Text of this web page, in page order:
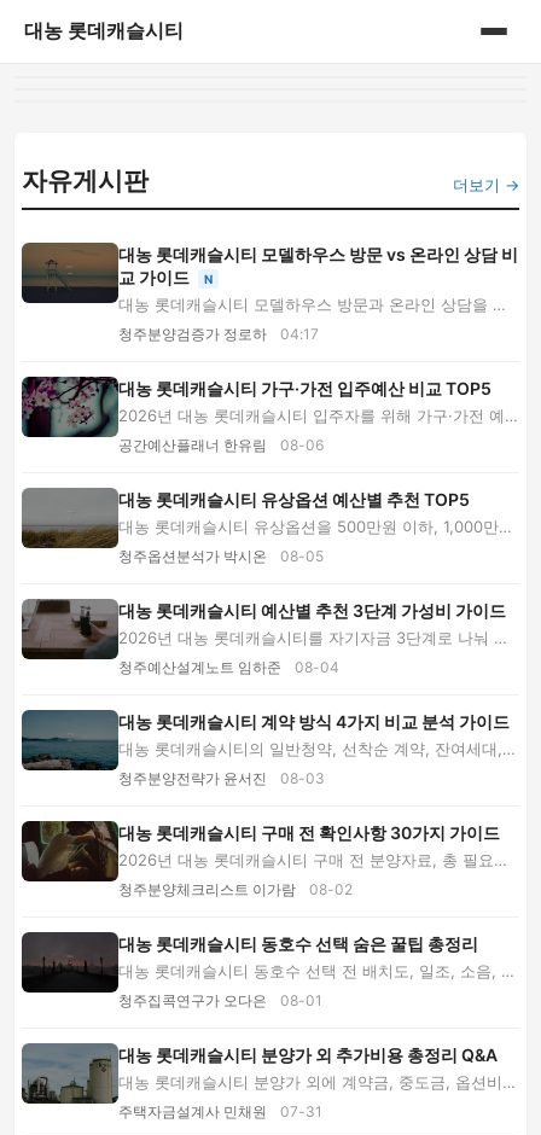
대농 롯데캐슬시티
자유게시판
대농 롯데캐슬시티 모델하우스 방문 vs 온라인 상담 비
교 가이드
N
대농 롯데캐슬시티 모델하우스 방문과 온라인 상담을 평
면도, 분양가, 입지, 자금 일정 기준으로 비교합...
청주분양검증가 정로하 04:17
대농 롯데캐슬시티 가구·가전 입주예산 비교 TOP5
2026년 대농 롯데캐슬시티 입주자를 위해 가구·가전 예
산을 500만원 이하부터 2,500만원 이상까지 나눠 ...
공간예산플래너 한유림 08-06
대농 롯데캐슬시티 유상옵션 예산별 추천 TOP5
대농 롯데캐슬시티 유상옵션을 500만원 이하, 1,000만원
안팎, 2,000만원 이상으로 나눠 추천합니다. 모...
청주옵션분석가 박시온 08-05
대농 롯데캐슬시티 예산별 추천 3단계 가성비 가이드
2026년 대농 롯데캐슬시티를 자기자금 3단계로 나눠 분
양가, 평면도, 옵션과 월 부담을 비교합니다. 모...
청주예산설계노트 임하준 08-04
대농 롯데캐슬시티 계약 방식 4가지 비교 분석 가이드
대농 롯데캐슬시티의 일반청약, 선착순 계약, 잔여세대,
분양권 매수를 비교합니다. 자금 일정과 장단점...
청주분양전략가 윤서진 08-03
대농 롯데캐슬시티 구매 전 확인사항 30가지 가이드
2026년 대농 롯데캐슬시티 구매 전 분양자료, 총 필요자
금, 평면도, 모델하우스, 입지와 계약서를 단계...
청주분양체크리스트 이가람 08-02
대농 롯데캐슬시티 동호수 선택 숨은 꿀팁 총정리
대농 롯데캐슬시티 동호수 선택 전 배치도, 일조, 소음, 주
차 동선과 가구 배치를 교차 확인하는 숨은 ...
청주집콕연구가 오다은 08-01
대농 롯데캐슬시티 분양가 외 추가비용 총정리 Q&A
대농 롯데캐슬시티 분양가 외에 계약금, 중도금, 옵션비,
세금과 입주비까지 얼마나 준비해야 할까요? 2...
주택자금설계사 민채원 07-31
더보기 →